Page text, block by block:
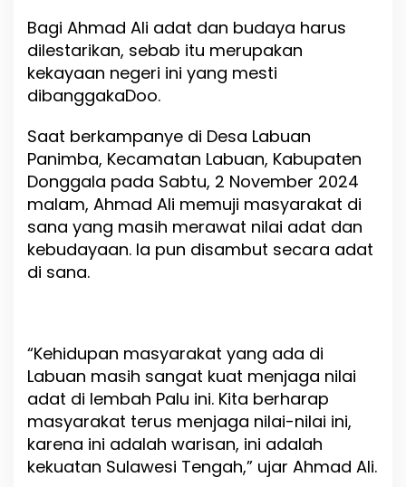
a
m
a
n
n
B
u
d
a
y
A
l
e
g
L
e
Bagi Ahmad Ali adat dan budaya harus
dilestarikan, sebab itu merupakan
kekayaan negeri ini yang mesti
dibanggakaDoo.
Saat berkampanye di Desa Labuan
Panimba, Kecamatan Labuan, Kabupaten
Donggala pada Sabtu, 2 November 2024
malam, Ahmad Ali memuji masyarakat di
sana yang masih merawat nilai adat dan
kebudayaan. Ia pun disambut secara adat
di sana.
“Kehidupan masyarakat yang ada di
Labuan masih sangat kuat menjaga nilai
adat di lembah Palu ini. Kita berharap
masyarakat terus menjaga nilai-nilai ini,
karena ini adalah warisan, ini adalah
kekuatan Sulawesi Tengah,” ujar Ahmad Ali.